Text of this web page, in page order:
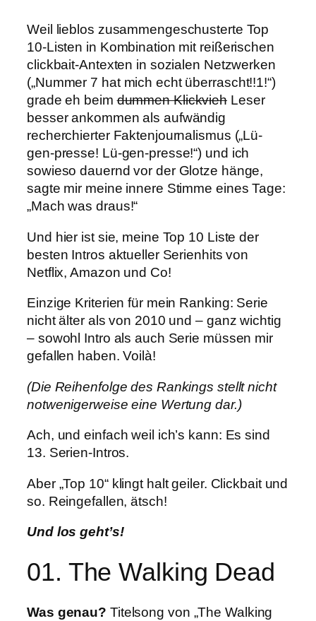
Weil lieblos zusammengeschusterte Top
10-Listen in Kombination mit reißerischen
clickbait-Antexten in sozialen Netzwerken
(„Nummer 7 hat mich echt überrascht!!1!“)
grade eh beimdummen Klickvieh Leser
besser ankommen als aufwändig
recherchierter Faktenjournalismus („Lü-
gen-presse! Lü-gen-presse!“) und ich
sowieso dauernd vor der Glotze hänge,
sagte mir meine innere Stimme eines Tage:
„Mach was draus!“
Und hier ist sie, meine Top 10 Liste der
besten Intros aktueller Serienhits von
Netflix, Amazon und Co!
Einzige Kriterien für mein Ranking: Serie
nicht älter als von 2010 und – ganz wichtig
– sowohl Intro als auch Serie müssen mir
gefallen haben. Voilà!
(Die Reihenfolge des Rankings stellt nicht
notwenigerweise eine Wertung dar.)
Ach, und einfach weil ich’s kann: Es sind
13. Serien-Intros.
Aber „Top 10“ klingt halt geiler. Clickbait und
so. Reingefallen, ätsch!
Und los geht’s!
01. The Walking Dead
Was genau? Titelsong von „The Walking